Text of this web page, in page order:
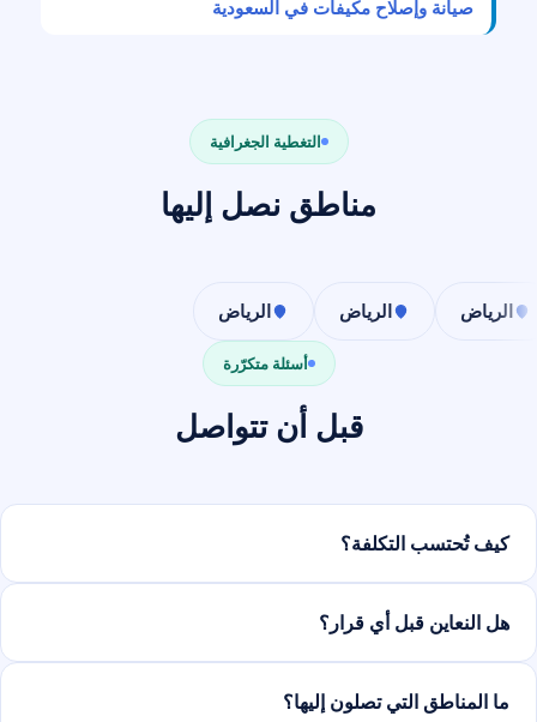
صيانة وإصلاح مكيفات في السعودية
التغطية الجغرافية
مناطق نصل إليها
الرياض الرياض الرياض
أسئلة متكرّرة
قبل أن تتواصل
كيف تُحتسب التكلفة؟
هل النعاين قبل أي قرار؟
ما المناطق التي تصلون إليها؟